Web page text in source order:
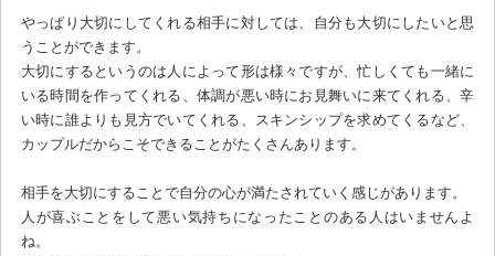
やっぱり大切にしてくれる相手に対しては、自分も大切にしたいと思
うことができます。
大切にするというのは人によって形は様々ですが、忙しくても一緒に
いる時間を作ってくれる、体調が悪い時にお見舞いに来てくれる、辛
い時に誰よりも見方でいてくれる、スキンシップを求めてくるなど、
カップルだからこそできることがたくさんあります。
相手を大切にすることで自分の心が満たされていく感じがあります。
人が喜ぶことをして悪い気持ちになったことのある人はいませんよ
ね。